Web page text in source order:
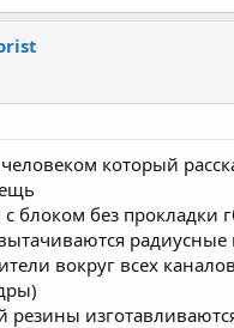
который
блоком без прокладки
радиусные
вокруг всех
резины